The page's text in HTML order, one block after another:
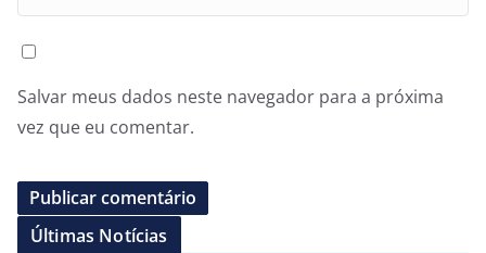
Salvar meus dados neste navegador para a próxima
vez que eu comentar.
Últimas Notícias